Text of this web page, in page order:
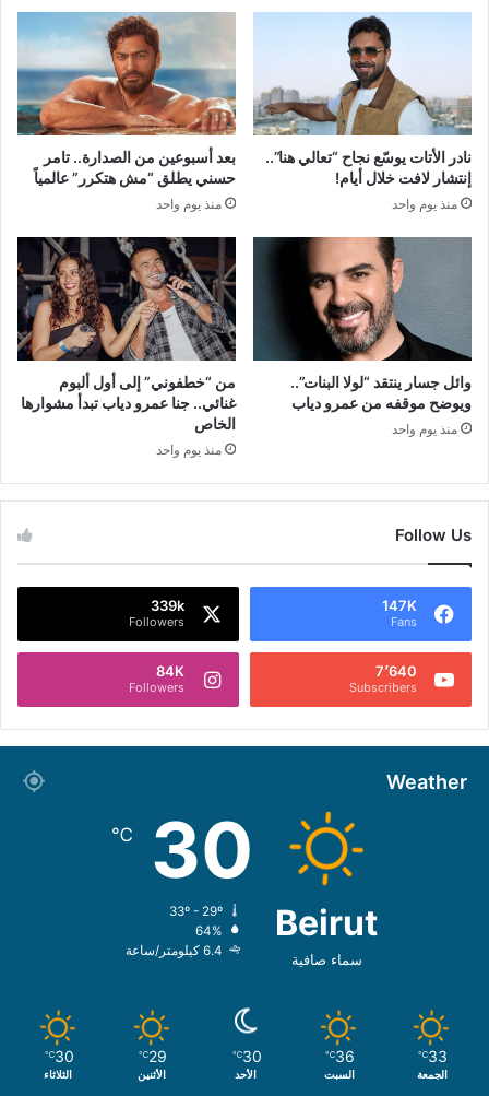
نادر الأتات يوسّع نجاح “تعالي هنا”..
إنتشار لافت خلال أيام!
منذ يوم واحد
بعد أسبوعين من الصدارة.. تامر
حسني يطلق “مش هتكرر” عالمياً
منذ يوم واحد
وائل جسار ينتقد “لولا البنات”..
ويوضح موقفه من عمرو دياب
منذ يوم واحد
من “خطفوني” إلى أول ألبوم
غنائي.. جنا عمرو دياب تبدأ مشوارها
الخاص
منذ يوم واحد
Follow Us
147K
Fans
339k
Followers
7٬640
Subscribers
84K
Followers
Weather
Beirut
سماء صافية
30
℃
64%
6.4 كيلومتر/ساعة
33
℃
الجمعة
36
℃
السبت
30
℃
الأحد
29
℃
الأثنين
30
℃
الثلاثاء